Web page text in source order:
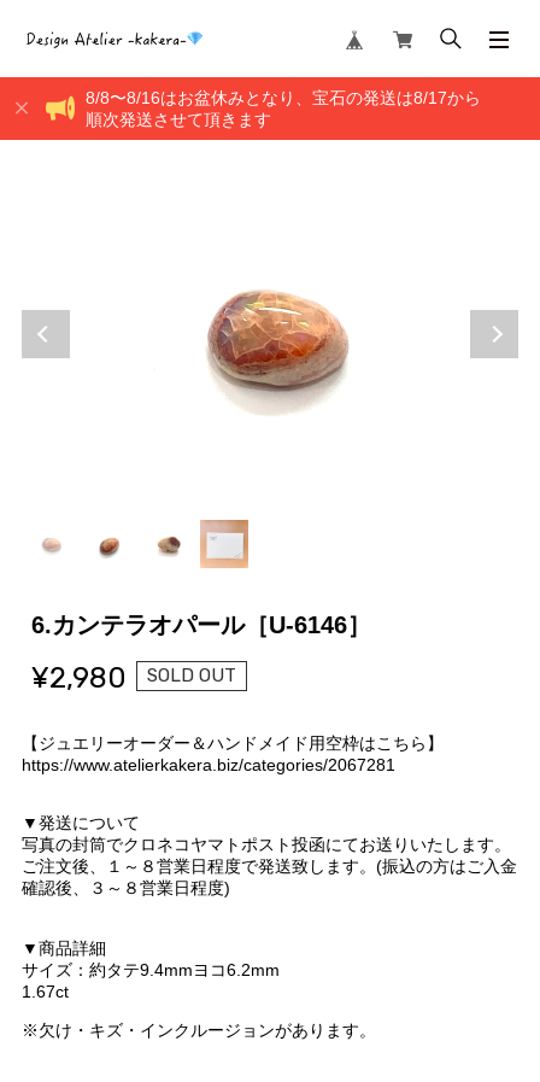
8/8〜8/16はお盆休みとなり、宝石の発送は8/17から
順次発送させて頂きます
6.カンテラオパール［U-6146］
¥2,980 SOLD OUT
【ジュエリーオーダー＆ハンドメイド用空枠はこちら】
https://www.atelierkakera.biz/categories/2067281
▼発送について
写真の封筒でクロネコヤマトポスト投函にてお送りいたします。
ご注文後、１～８営業日程度で発送致します。(振込の方はご入金
確認後、３～８営業日程度)
▼商品詳細
サイズ：約タテ9.4mmヨコ6.2mm
1.67ct
※欠け・キズ・インクルージョンがあります。